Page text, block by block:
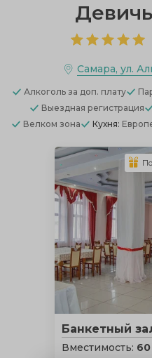
Самара, ул.
Алкоголь за доп. плату
Выездная регистрация
Велком зона
Кухня:
Банкетный
Вместимость: